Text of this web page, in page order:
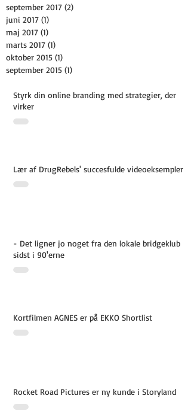
september 2017 (2)
juni 2017 (1)
maj 2017 (1)
marts 2017 (1)
oktober 2015 (1)
september 2015 (1)
Styrk din online branding med strategier, der
virker
Lær af DrugRebels' succesfulde videoeksempler
- Det ligner jo noget fra den lokale bridgeklub
sidst i 90'erne
Kortfilmen AGNES er på EKKO Shortlist
Rocket Road Pictures er ny kunde i Storyland